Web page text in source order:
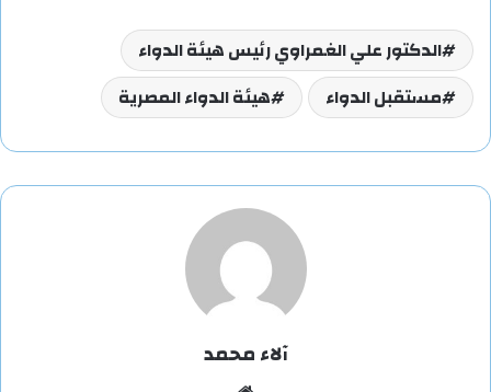
الدكتور علي الغمراوي رئيس هيئة الدواء
مستقبل الدواء
هيئة الدواء المصرية
آلاء محمد